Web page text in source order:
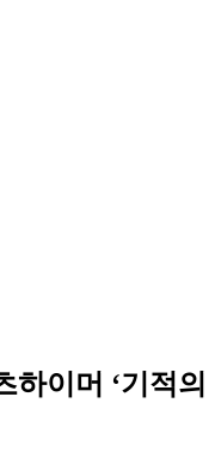
하이머 ‘기적의